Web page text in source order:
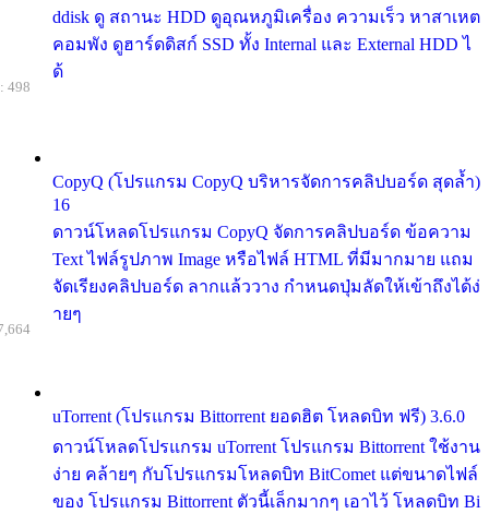
ddisk ดู สถานะ HDD ดูอุณหภูมิเครื่อง ความเร็ว หาสาเหต
คอมพัง ดูฮาร์ดดิสก์ SSD ทั้ง Internal และ External HDD ไ
ด้
CopyQ (โปรแกรม CopyQ บริหารจัดการคลิปบอร์ด สุดล้ำ)
16
ดาวน์โหลดโปรแกรม CopyQ จัดการคลิปบอร์ด ข้อความ
Text ไฟล์รูปภาพ Image หรือไฟล์ HTML ที่มีมากมาย แถม
จัดเรียงคลิปบอร์ด ลากแล้ววาง กำหนดปุ่มลัดให้เข้าถึงได้ง่
ายๆ
498
uTorrent (โปรแกรม Bittorrent ยอดฮิต โหลดบิท ฟรี) 3.6.0
ดาวน์โหลดโปรแกรม uTorrent โปรแกรม Bittorrent ใช้งาน
ง่าย คล้ายๆ กับโปรแกรมโหลดบิท BitComet แต่ขนาดไฟล์
ของ โปรแกรม Bittorrent ตัวนี้เล็กมากๆ เอาไว้ โหลดบิท Bi